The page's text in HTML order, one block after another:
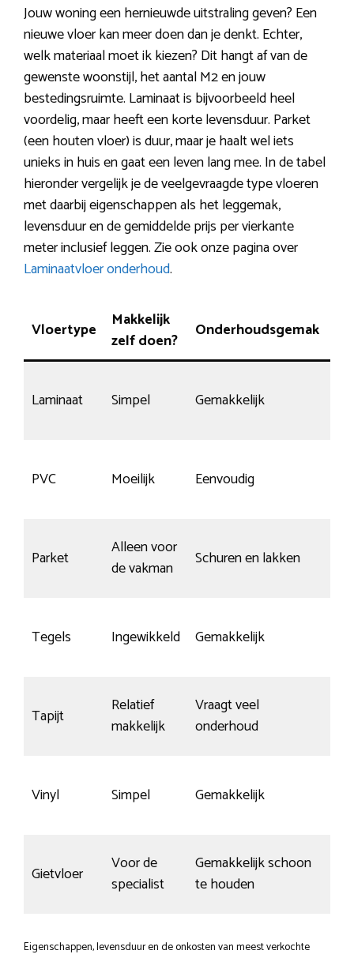
Jouw woning een hernieuwde uitstraling geven? Een
nieuwe vloer kan meer doen dan je denkt. Echter,
welk materiaal moet ik kiezen? Dit hangt af van de
gewenste woonstijl, het aantal M2 en jouw
bestedingsruimte. Laminaat is bijvoorbeeld heel
voordelig, maar heeft een korte levensduur. Parket
(een houten vloer) is duur, maar je haalt wel iets
unieks in huis en gaat een leven lang mee. In de tabel
hieronder vergelijk je de veelgevraagde type vloeren
met daarbij eigenschappen als het leggemak,
levensduur en de gemiddelde prijs per vierkante
meter inclusief leggen. Zie ook onze pagina over
Laminaatvloer onderhoud.
Vloertype
Makkelijk
zelf doen?
Onderhoudsgemak
Laminaat Simpel Gemakkelijk
PVC Moeilijk Eenvoudig
Parket
Alleen voor
de vakman
Schuren en lakken
Tegels Ingewikkeld Gemakkelijk
Tapijt
Relatief
makkelijk
Vraagt veel
onderhoud
Vinyl Simpel Gemakkelijk
Gietvloer
Voor de
specialist
Gemakkelijk schoon
te houden
Eigenschappen, levensduur en de onkosten van meest verkochte